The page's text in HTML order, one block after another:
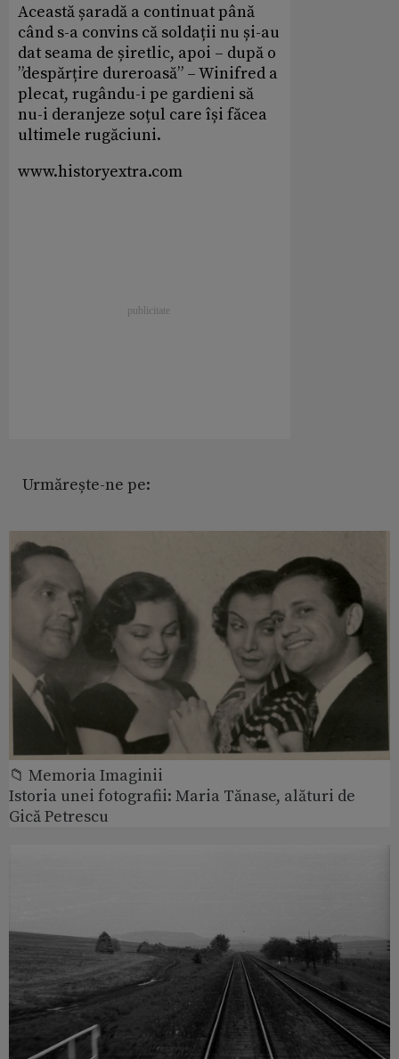
Această șaradă a continuat până
când s-a convins că soldații nu și-au
dat seama de șiretlic, apoi – după o
”despărțire dureroasă” – Winifred a
plecat, rugându-i pe gardieni să
nu-i deranjeze soțul care își făcea
ultimele rugăciuni.
www.historyextra.com
Urmărește-ne pe:
📁 Memoria Imaginii
Istoria unei fotografii: Maria Tănase, alături de
Gică Petrescu